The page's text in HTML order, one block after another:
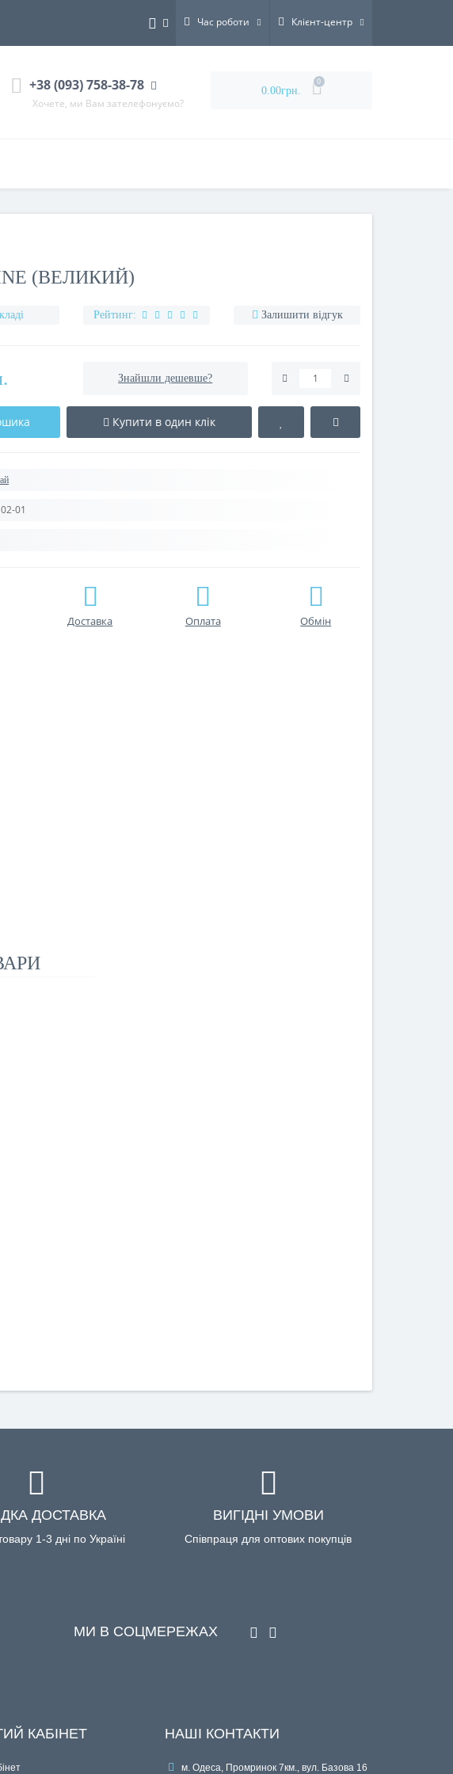
Час роботи Клієнт-центр
+38 (093) 758-38-78
Хочете, ми Вам зателефонуємо?
0.00грн.
0
(ВЕЛИКИЙ)
Рейтинг: Залишити відгук
Знайшли дешевше?
Купити в один клік
01
Доставка Оплата Обмін
ДОСТАВКА
1-3 дні по Україні
ВИГІДНІ УМОВИ
Співпраця для оптових покупців
МИ В СОЦМЕРЕЖАХ
КАБІНЕТ НАШІ КОНТАКТИ
м. Одеса, Промринок 7км., вул. Базова 16